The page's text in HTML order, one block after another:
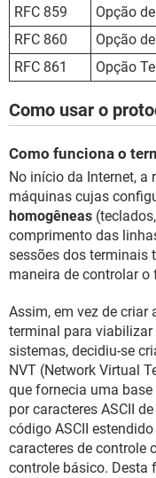
RFC 859
Opção
RFC 860
Opção
RFC 861
Opção
Como usar o
Como funciona o
No início da Internet, a
máquinas cujas
homogêneas
comprimento das
sessões dos terminais
maneira de controlar
Assim, em vez de criar
terminal para
sistemas, decidiu-se
NVT (Network Virtual
que fornecia uma
por caracteres ASCII
código ASCII
caracteres de controle
controle básico. Desta